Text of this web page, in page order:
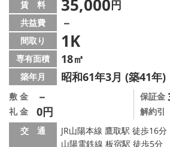
メールでお問い合わせ
賃 料 35,000円
共益費 －
間取り 1K
専有面積 18㎡
築年月 昭和61年3月 (築41年)
敷 金 －
礼 金 0円
保証金
解約引
交 通
JR山陽本線 鷹取駅 徒歩16分
山陽電鉄線 板宿駅 徒歩5分